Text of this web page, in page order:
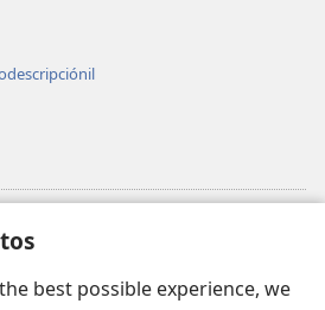
best possible experience, we
tiʼ le Watchtoweroʼ™